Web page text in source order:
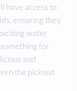
have access to
ensuring they
water
for
and
the pickiest